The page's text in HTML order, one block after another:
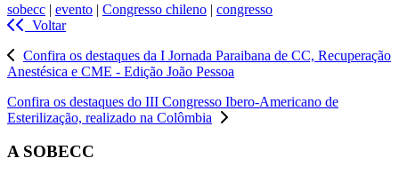
sobecc | evento | Congresso chileno | congresso
Voltar
Confira os destaques da I Jornada Paraibana de CC, Recuperação
Anestésica e CME - Edição João Pessoa
Confira os destaques do III Congresso Ibero-Americano de
Esterilização, realizado na Colômbia
A SOBECC